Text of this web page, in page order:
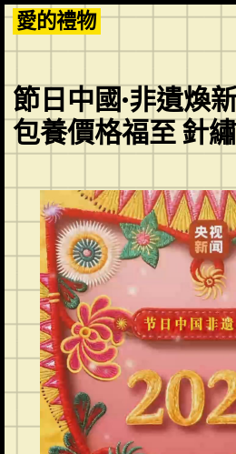
Skip
to
content
愛的禮物
節日中國·非遺煥
包養價格福至 針